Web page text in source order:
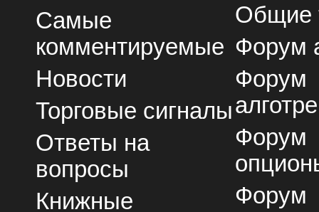
Самые
комментируемые
Новости
Торговые сигналы
Ответы на
вопросы
Книжные
Общие
Форум
Форум
Форум
Форум